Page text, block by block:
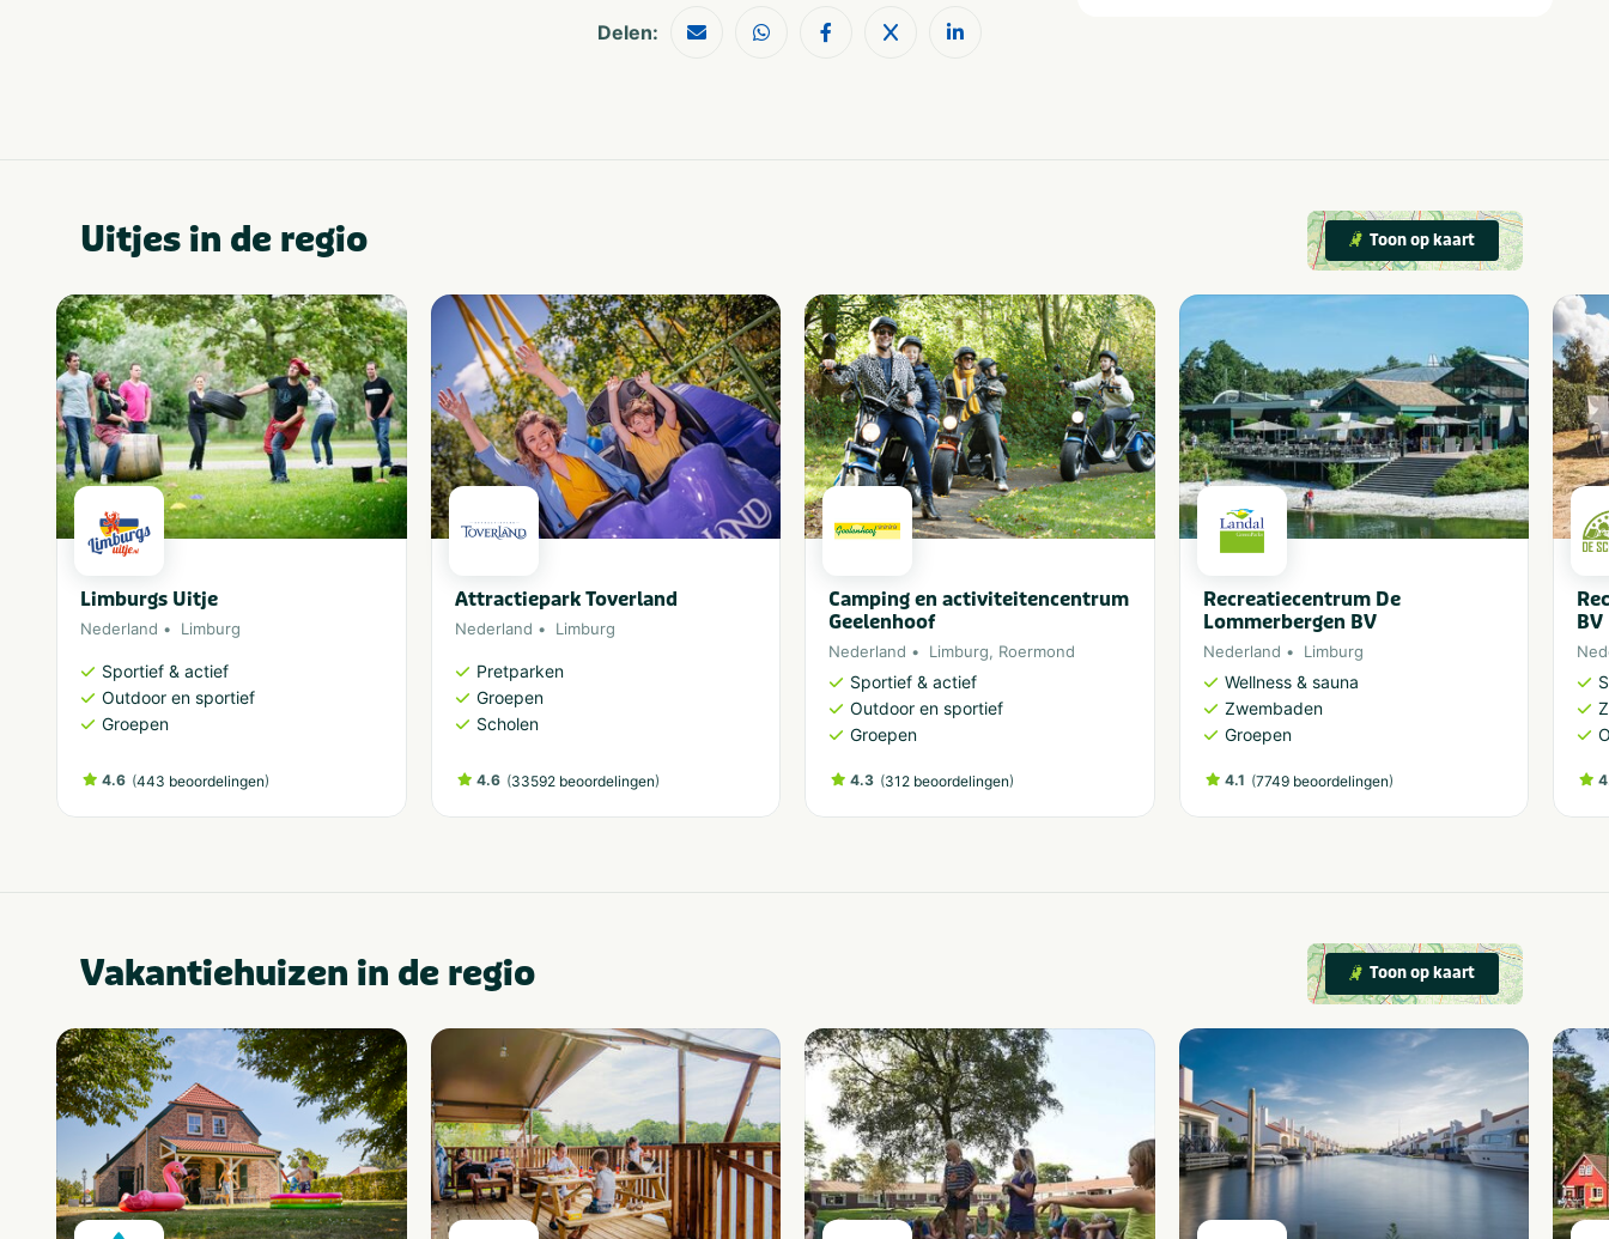
Delen:
Uitjes in de regio Toon op kaart
Limburgs Uitje
Nederland Limburg
Sportief & actief
Outdoor en sportief
Groepen
4.6 (443 beoordelingen)
Attractiepark Toverland
Nederland Limburg
Pretparken
Groepen
Scholen
4.6 (33592 beoordelingen)
Camping en activiteitencentrum
Geelenhoof
Nederland Limburg, Roermond
Sportief & actief
Outdoor en sportief
Groepen
4.3 (312 beoordelingen)
Recreatiecentrum De
Lommerbergen BV
Nederland Limburg
Wellness & sauna
Zwembaden
Groepen
4.1 (7749 beoordelingen)
BV
Vakantiehuizen in de regio Toon op kaart